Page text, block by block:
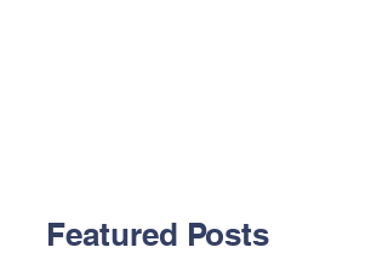
Featured Posts